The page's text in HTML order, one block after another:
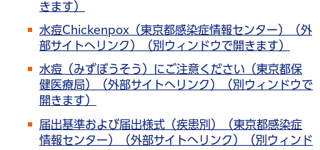
きます）
水痘Chickenpox（東京都感染症情報センター）（外
部サイトへリンク）（別ウィンドウで開きます）
水痘（みずぼうそう）にご注意ください（東京都保
健医療局）（外部サイトへリンク）（別ウィンドウで
開きます）
届出基準および届出様式（疾患別）（東京都感染症
情報センター）（外部サイトへリンク）（別ウィンド